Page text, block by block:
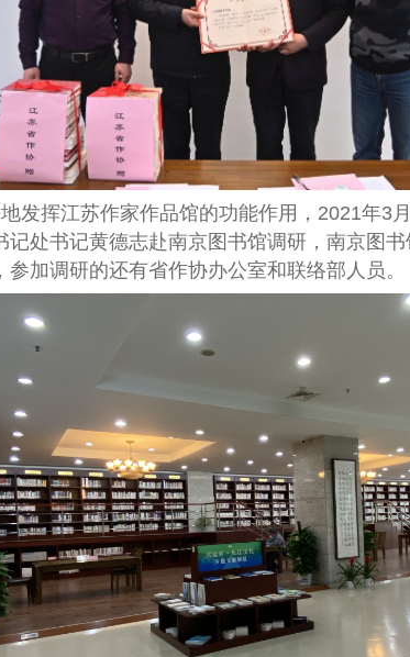
发挥江苏作家作品馆的功能作用， 2021年3月
处书记黄德志赴南京图书馆调研，南京图
加调研的还有省作协办公室和联络部人员。